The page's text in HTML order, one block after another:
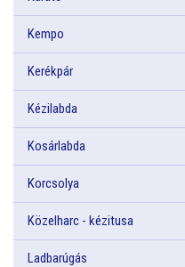
Kempo
Kerékpár
Kézilabda
Kosárlabda
Korcsolya
Közelharc - kézitusa
Ladbarúgás